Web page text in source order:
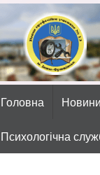
ВПУ
Готуємо
Головна Новини
Психологічна